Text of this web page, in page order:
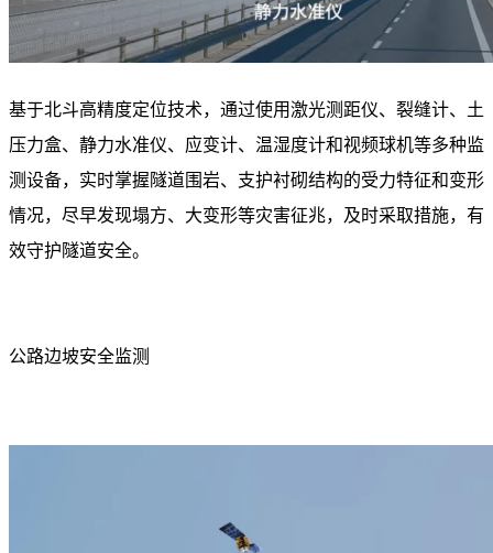
基于北斗高精度定位技术，通过使用激光测距仪、裂缝计、土
压力盒、静力水准仪、应变计、温湿度计和视频球机等多种监
测设备，实时掌握隧道围岩、支护衬砌结构的受力特征和变形
情况，尽早发现塌方、大变形等灾害征兆，及时采取措施，有
效守护隧道安全。
公路边坡安全监测